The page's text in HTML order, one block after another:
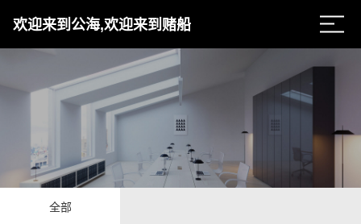
欢迎来到公海,欢迎来到赌船
全部